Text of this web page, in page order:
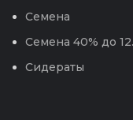
Семена
Семена 40% до
Сидераты